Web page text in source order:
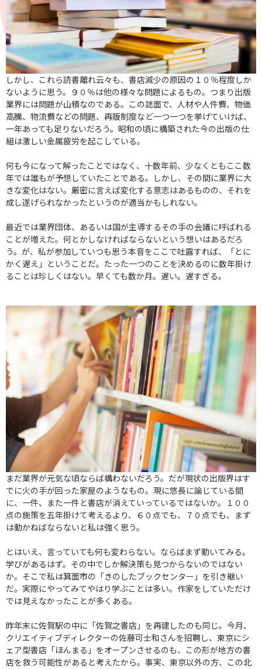
しかし、これら読書離れ云々も、書店減少の原因の１０％程度しか
ないように思う。９０％は他の様々な問題によるもの。つまり出版
業界には問題が山積なのである。この誌面で、人材や人件費、物価
高騰、物流費などの問題、再販制度など一つ一つを挙げていけば、
一年あっても足りないだろう。昭和の頃に構築された今の出版の仕
組は激しい金属疲労を起こしている。
何も今になって解ったことではなく、十数年前、少なくともここ数
年では誰もが予想していたことである。しかし、その間に業界に大
きな変化はない。厳密に言えば変化する意志はあるものの、それを
成し遂げられなかったというのが適当かもしれない。
最近では業界団体、あるいは国が主導するその手の会議に呼ばれる
ことが増えた。何とかしなければならないという想いはあるだろ
う。が、私が参加していつも思う本音をここで吐露すれば、「とに
かく遅え」ということだ。たった一つのことを決めるのに数年掛け
ることは珍しくはない。早くても数か月。遅い。遅すぎる。
まだ業界が元気な頃ならば構わないだろう。だが現状の出版界はす
でに火の手が回った家屋のようなもの。現に悠長に論じている間
に、一件、また一件と書店が消えていっているではないか。１００
点の施策を五年掛けて考えるより、６０点でも、７０点でも、まず
は動かねばならないと私は強く思う。
とはいえ、言っていても何も変わらない。ならばまず動いてみる。
学びがあるはず。その中でしか解決策も見つからないのではない
か。そこで私は箕面市の「きのしたブックセンター」を引き継い
だ。実際にやってみてやはり学ぶことは多い。作家をしていただけ
では見えなかったことが多くある。
昨年末に佐賀駅の中に「佐賀之書店」を再建したのも同じ。今月、
クリエイティブディレクターの佐藤可士和さんを招聘し、東京にシ
ェア型書店「ほんまる」をオープンさせるのも、この形が地方の書
店を救う可能性があると考えたから。事実、東京以外の方、この北